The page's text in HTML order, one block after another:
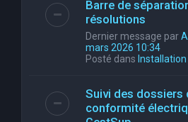
Barre de
résolutions
Dernier message par
mars 2026 10:34
Posté dans
Suivi des dossiers
conformité